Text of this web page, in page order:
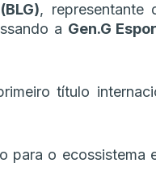
, representante
a Gen.G
título
para o ecossistema